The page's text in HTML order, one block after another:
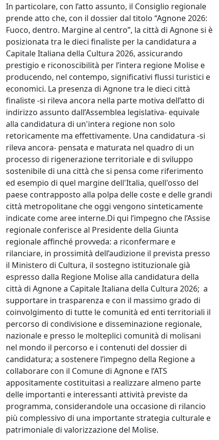
In particolare, con l’atto assunto, il Consiglio regionale
prende atto che, con il dossier dal titolo “Agnone 2026:
Fuoco, dentro. Margine al centro”, la città di Agnone si è
posizionata tra le dieci finaliste per la candidatura a
Capitale Italiana della Cultura 2026, assicurando
prestigio e riconoscibilità per l’intera regione Molise e
producendo, nel contempo, significativi flussi turistici e
economici. La presenza di Agnone tra le dieci città
finaliste -si rileva ancora nella parte motiva dell’atto di
indirizzo assunto dall’Assemblea legislativa- equivale
alla candidatura di un'intera regione non solo
retoricamente ma effettivamente. Una candidatura -si
rileva ancora- pensata e maturata nel quadro di un
processo di rigenerazione territoriale e di sviluppo
sostenibile di una città che si pensa come riferimento
ed esempio di quel margine dell'Italia, quell'osso del
paese contrapposto alla polpa delle coste e delle grandi
città metropolitane che oggi vengono sinteticamente
indicate come aree interne.Di qui l’impegno che l’Assise
regionale conferisce al Presidente della Giunta
regionale affinché provveda: a riconfermare e
rilanciare, in prossimità dell’audizione il prevista presso
il Ministero di Cultura, il sostegno istituzionale già
espresso dalla Regione Molise alla candidatura della
città di Agnone a Capitale Italiana della Cultura 2026; a
supportare in trasparenza e con il massimo grado di
coinvolgimento di tutte le comunità ed enti territoriali il
percorso di condivisione e disseminazione regionale,
nazionale e presso le molteplici comunità di molisani
nel mondo il percorso e i contenuti del dossier di
candidatura; a sostenere l’impegno della Regione a
collaborare con il Comune di Agnone e l’ATS
appositamente costituitasi a realizzare almeno parte
delle importanti e interessanti attività previste da
programma, considerandole una occasione di rilancio
più complessivo di una importante strategia culturale e
patrimoniale di valorizzazione del Molise.